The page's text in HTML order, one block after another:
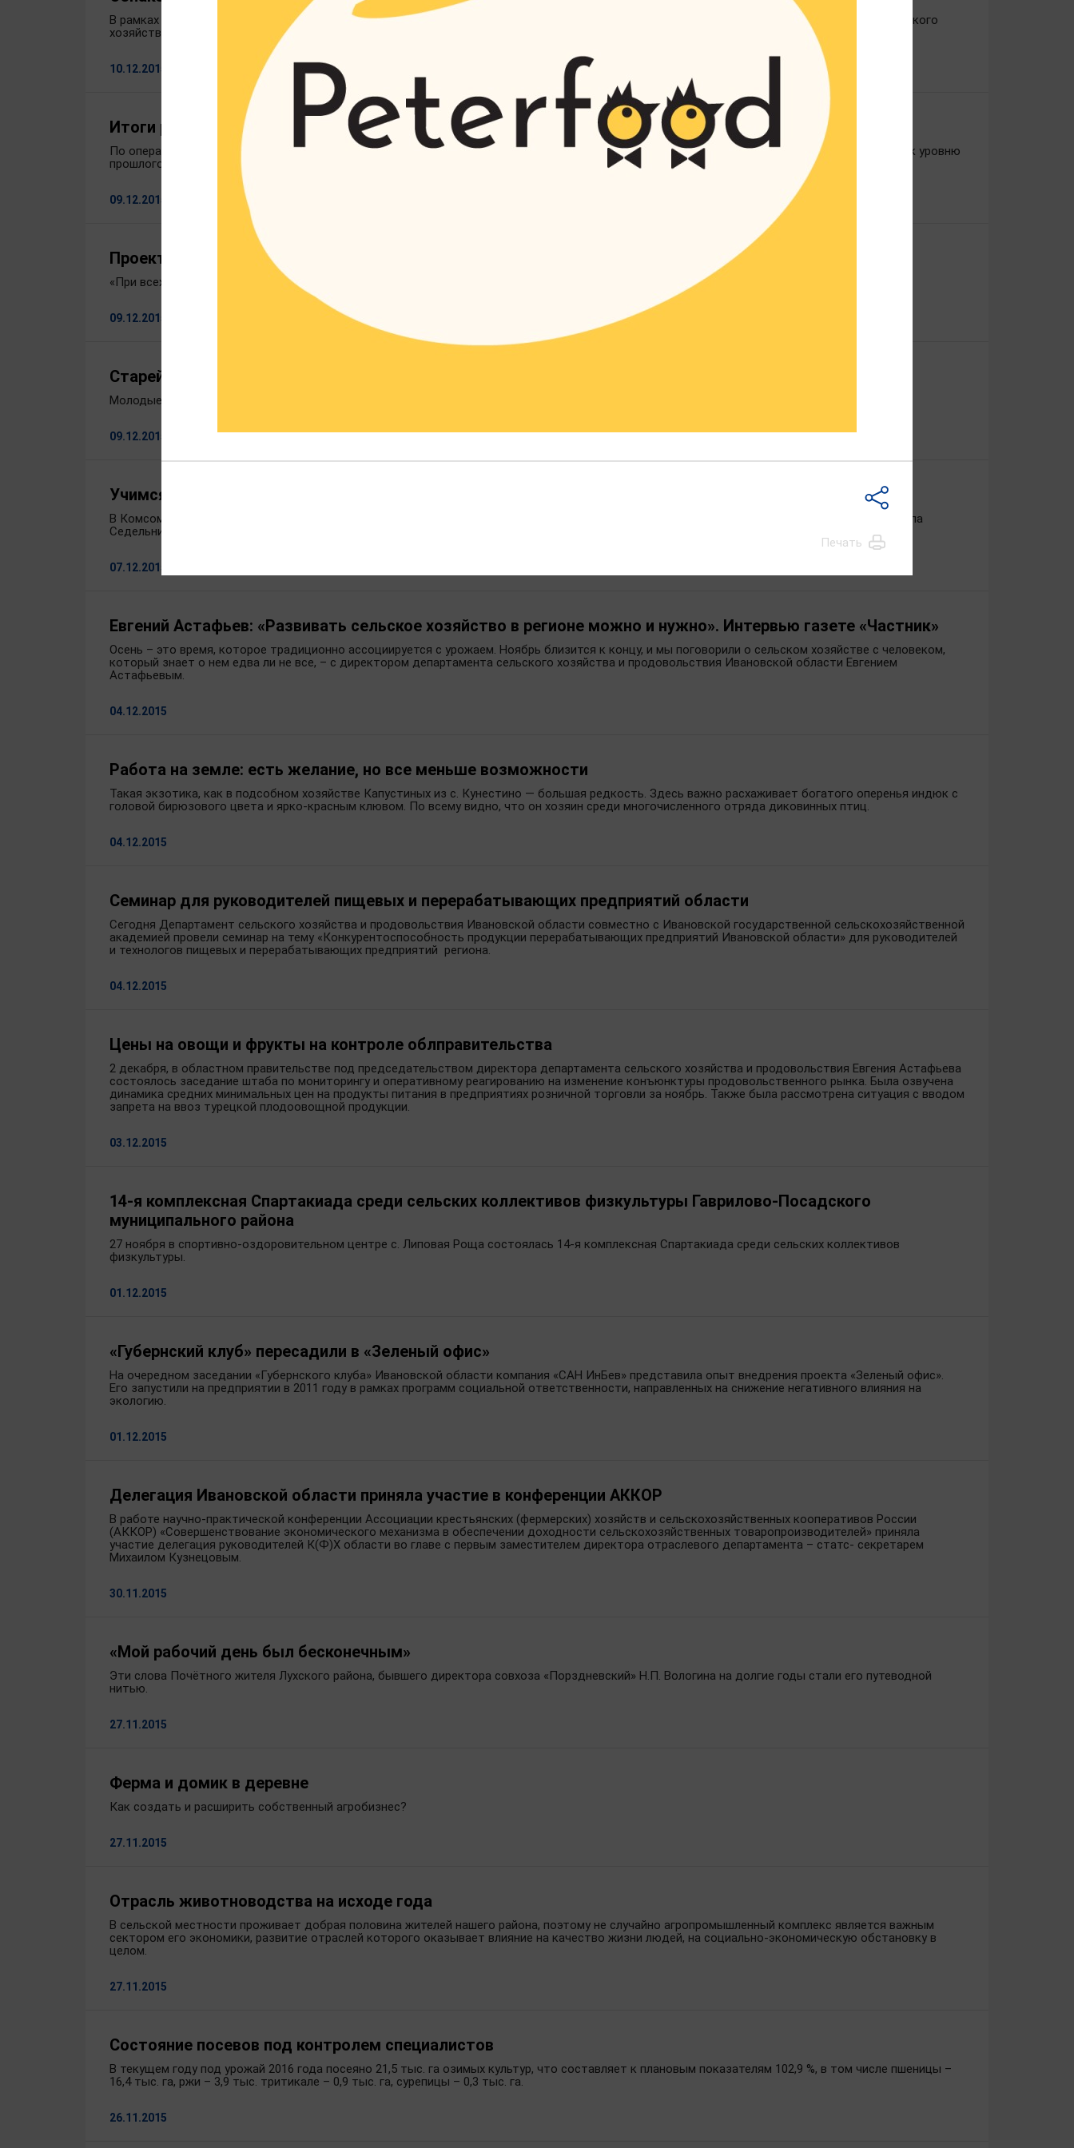
В рамках программы Ивановского филиала ОАО «Сан ИнБев» по развитию промышленного туризма группа специалистов Департамента сельского
хозяйства и продовольствия Ивановской области по приглашению руководства посетила данное предприятие.
10.12.2015
Итоги работы животноводства по состоянию на 1 декабря 2015 года
По оперативным данным за одиннадцать месяцев 2015 года в нашей области произведено 106,8 тысячи тонн молока, что составляет 105% к уровню
прошлого года. Продуктивность дойного стада за этот период составила 4948 килограммов, + 286 кг к прошлогоднему результату.
09.12.2015
Проект «Агротур-2016»
«При всех трудностях фермеры и мастера ремёсел могут и хотят работать в сфере туризма…»
09.12.2015
Старейший фермер области передает дело внукам
Молодые наследники спасли хозяйство родниковца Валерия Басова от ликвидации
09.12.2015
Учимся развивать сельский туризм
В Комсомольском районе открыта Детская школа сельского туризма. Презентация Проекта прошла в декабре этого года на базе школы села
Седельницы.
07.12.2015
Евгений Астафьев: «Развивать сельское хозяйство в регионе можно и нужно». Интервью газете «Частник»
Осень – это время, которое традиционно ассоциируется с урожаем. Ноябрь близится к концу, и мы поговорили о сельском хозяйстве с человеком,
который знает о нем едва ли не все, – с директором департамента сельского хозяйства и продовольствия Ивановской области Евгением
Астафьевым.
04.12.2015
Работа на земле: есть желание, но все меньше возможности
Такая экзотика, как в подсобном хозяйстве Капустиных из с. Кунестино — большая редкость. Здесь важно расхаживает богатого оперенья индюк с
головой бирюзового цвета и ярко-красным клювом. По всему видно, что он хозяин среди многочисленного отряда диковинных птиц.
04.12.2015
Семинар для руководителей пищевых и перерабатывающих предприятий области
Сегодня Департамент сельского хозяйства и продовольствия Ивановской области совместно с Ивановской государственной сельскохозяйственной
академией провели семинар на тему «Конкурентоспособность продукции перерабатывающих предприятий Ивановской области» для руководителей
и технологов пищевых и перерабатывающих предприятий региона.
04.12.2015
Цены на овощи и фрукты на контроле облправительства
2 декабря, в областном правительстве под председательством директора департамента сельского хозяйства и продовольствия Евгения Астафьева
состоялось заседание штаба по мониторингу и оперативному реагированию на изменение конъюнктуры продовольственного рынка. Была озвучена
динамика средних минимальных цен на продукты питания в предприятиях розничной торговли за ноябрь. Также была рассмотрена ситуация с вводом
запрета на ввоз турецкой плодоовощной продукции.
03.12.2015
14-я комплексная Спартакиада среди сельских коллективов физкультуры Гаврилово-Посадского
муниципального района
27 ноября в спортивно-оздоровительном центре с. Липовая Роща состоялась 14-я комплексная Спартакиада среди сельских коллективов
физкультуры.
01.12.2015
«Губернский клуб» пересадили в «Зеленый офис»
На очередном заседании «Губернского клуба» Ивановской области компания «САН ИнБев» представила опыт внедрения проекта «Зеленый офис».
Его запустили на предприятии в 2011 году в рамках программ социальной ответственности, направленных на снижение негативного влияния на
экологию.
01.12.2015
Делегация Ивановской области приняла участие в конференции АККОР
В работе научно-практической конференции Ассоциации крестьянских (фермерских) хозяйств и сельскохозяйственных кооперативов России
(АККОР) «Совершенствование экономического механизма в обеспечении доходности сельскохозяйственных товаропроизводителей» приняла
участие делегация руководителей К(Ф)Х области во главе с первым заместителем директора отраслевого департамента – статс- секретарем
Михаилом Кузнецовым.
30.11.2015
«Мой рабочий день был бесконечным»
Эти слова Почётного жителя Лухского района, бывшего директора совхоза «Порздневский» Н.П. Вологина на долгие годы стали его путеводной
нитью.
27.11.2015
Ферма и домик в деревне
Как создать и расширить собственный агробизнес?
27.11.2015
Отрасль животноводства на исходе года
В сельской местности проживает добрая половина жителей нашего района, поэтому не случайно агропромышленный комплекс является важным
сектором его экономики, развитие отраслей которого оказывает влияние на качество жизни людей, на социально-экономическую обстановку в
целом.
27.11.2015
Состояние посевов под контролем специалистов
В текущем году под урожай 2016 года посеяно 21,5 тыс. га озимых культур, что составляет к плановым показателям 102,9 %, в том числе пшеницы –
16,4 тыс. га, ржи – 3,9 тыс. тритикале – 0,9 тыс. га, сурепицы – 0,3 тыс. га.
26.11.2015
Печать